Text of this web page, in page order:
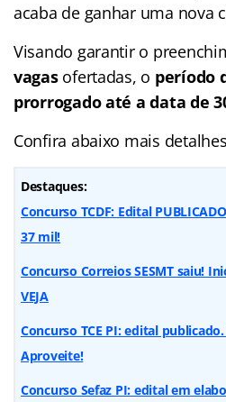
acaba de ganhar uma nova
Visando garantir o
vagasofertadas, o período
prorrogado até a data de
Confira abaixo mais
Destaques:
Concurso TCDF: Edital
37 mil!
Concurso Correios SESMT saiu!
VEJA
Concurso TCE PI: edital
Aproveite!
Concurso Sefaz PI: edital em